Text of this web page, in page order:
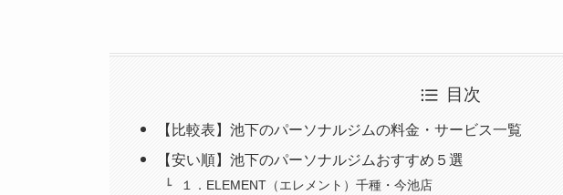
目次
【比較表】池下のパーソナルジムの料金・サービス一覧
【安い順】池下のパーソナルジムおすすめ５選
１．ELEMENT（エレメント）千種・今池店